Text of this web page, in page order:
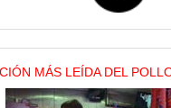
MÁS LEÍDA DEL